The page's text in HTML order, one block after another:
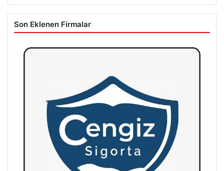
Son Eklenen Firmalar